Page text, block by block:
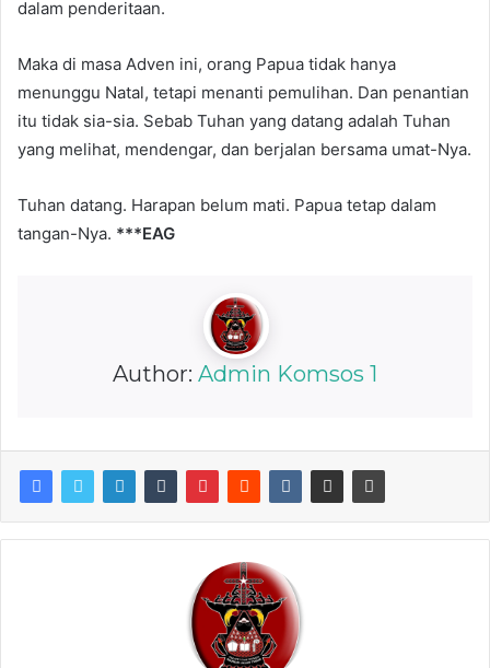
dalam penderitaan.
Maka di masa Adven ini, orang Papua tidak hanya
menunggu Natal, tetapi menanti pemulihan. Dan penantian
itu tidak sia-sia. Sebab Tuhan yang datang adalah Tuhan
yang melihat, mendengar, dan berjalan bersama umat-Nya.
Tuhan datang. Harapan belum mati. Papua tetap dalam
tangan-Nya. ***EAG
Author: Admin Komsos 1